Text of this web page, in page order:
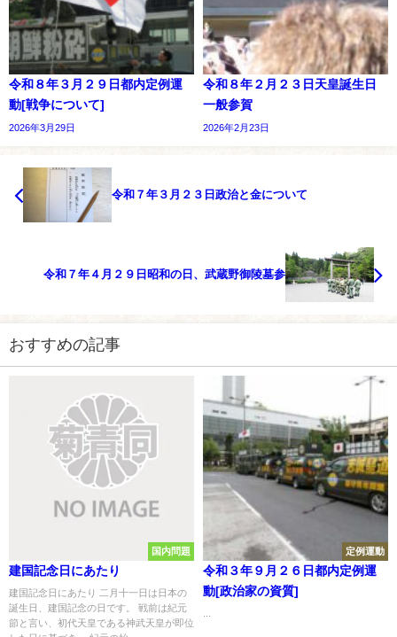
令和８年３月２９日都内定例運
動[戦争について]
2026年3月29日
令和８年２月２３日天皇誕生日
一般参賀
2026年2月23日
令和７年３月２３日政治と金について
令和７年４月２９日昭和の日、武蔵野御陵墓参
おすすめの記事
国内問題
建国記念日にあたり
建国記念日にあたり 二月十一日は日本の
誕生日、建国記念の日です。 戦前は紀元
節と言い、初代天皇である神武天皇が即位
定例運動
令和３年９月２６日都内定例運
動[政治家の資質]